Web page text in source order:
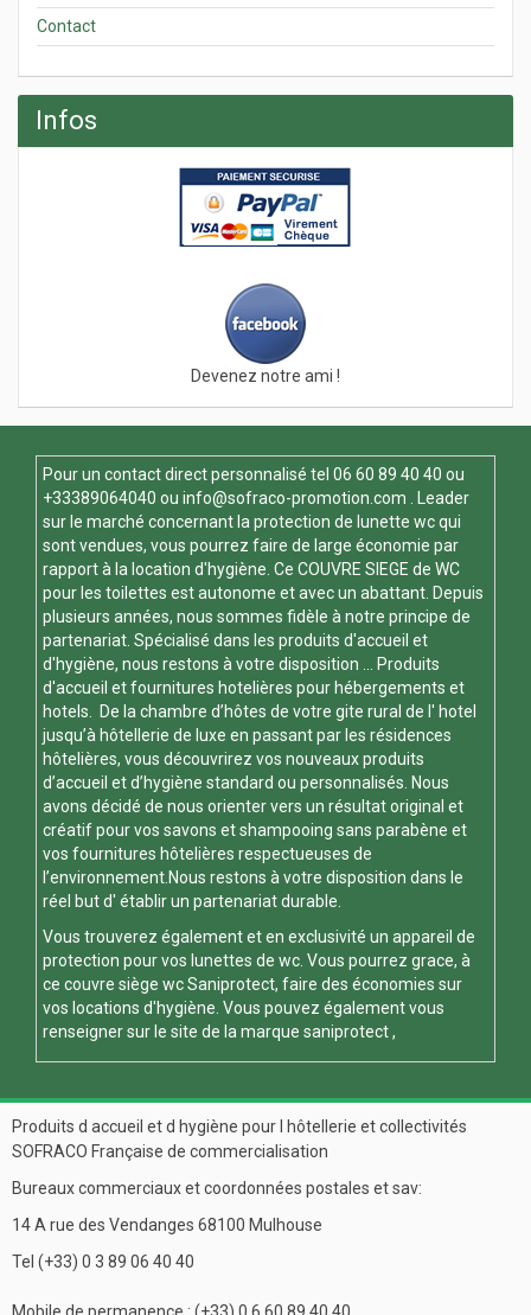
Contact
Infos
Devenez notre ami !
Pour un contact direct personnalisé tel 06 60 89 40 40 ou
+33389064040 ou info@sofraco-promotion.com . Leader
sur le marché concernant la protection de lunette wc qui
sont vendues, vous pourrez faire de large économie par
rapport à la location d'hygiène. Ce COUVRE SIEGE de WC
pour les toilettes est autonome et avec un abattant. Depuis
plusieurs années, nous sommes fidèle à notre principe de
partenariat. Spécialisé dans les produits d'accueil et
d'hygiène, nous restons à votre disposition ... Produits
d'accueil et fournitures hotelières pour hébergements et
hotels. De la chambre d’hôtes de votre gite rural de l' hotel
jusqu’à hôtellerie de luxe en passant par les résidences
hôtelières, vous découvrirez vos nouveaux produits
d’accueil et d’hygiène standard ou personnalisés. Nous
avons décidé de nous orienter vers un résultat original et
créatif pour vos savons et shampooing sans parabène et
vos fournitures hôtelières respectueuses de
l’environnement.Nous restons à votre disposition dans le
réel but d' établir un partenariat durable.
Vous trouverez également et en exclusivité un appareil de
protection pour vos lunettes de wc. Vous pourrez grace, à
ce couvre siège wcSaniprotect, faire des économies sur
vos locations d'hygiène. Vous pouvez également vous
renseigner sur le site de la marque saniprotect,
Produits d accueil et d hygiène pour l hôtellerie et collectivités
SOFRACO Française de commercialisation
Bureaux commerciaux et coordonnées postales et sav:
14 A rue des Vendanges 68100 Mulhouse
Tel (+33) 0 3 89 06 40 40